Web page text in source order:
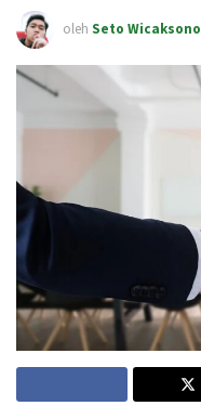
oleh Seto Wicaksono